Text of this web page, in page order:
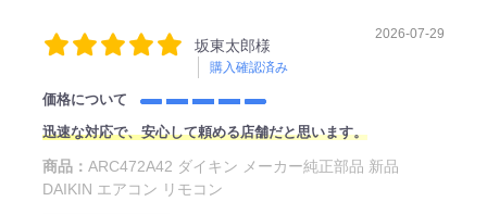
坂東太郎様
購入確認済み
2026-07-29
価格について
迅速な対応で、安心して頼める店舗だと思います。
商品： ARC472A42 ダイキン メーカー純正部品 新品
DAIKIN エアコン リモコン